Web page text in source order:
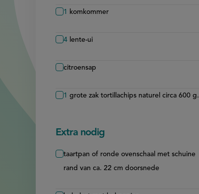
1 komkommer
4 lente-ui
citroensap
1 grote zak tortillachips naturel circa 600 g.
Extra nodig
taartpan of ronde ovenschaal met schuine
rand van ca. 22 cm doorsnede